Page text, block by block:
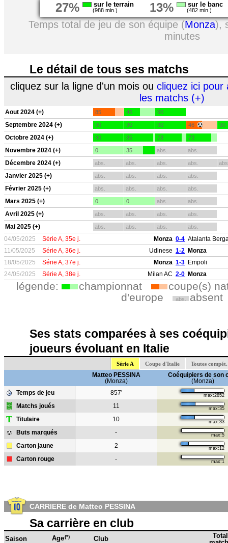
27% sur le terrain
(988 min.) 13% sur le banc
(482 min.)
Temps total de jeu de son équipe (Monza),
minutes
Le détail de tous ses matchs
cliquez sur la ligne d'un mois ou cliquez ici pour
les matchs (+)
Aout 2024 (+) 85 46 90
Septembre 2024 (+) 90 90 90 46 90
Octobre 2024 (+) 90 85 78 73
Novembre 2024 (+) 0 35 abs. abs.
Décembre 2024 (+) abs. abs. abs. abs.
Janvier 2025 (+) abs. abs. abs. abs.
Février 2025 (+) abs. abs. abs. abs.
Mars 2025 (+) 0 0 abs. abs.
Avril 2025 (+) abs. abs. abs. abs.
Mai 2025 (+) abs. abs. abs. abs.
04/05/2025 Série A, 35e j. Monza 0-4 Atalanta
11/05/2025
Série A, 36e j. Udinese 1-2 Monza
18/05/2025
Série A, 37e j. Monza 1-3 Empoli
24/05/2025
Série A, 38e j. Milan AC 2-0 Monza
légende: championnat
coupe(s)
d'europe
abs. absent
Ses stats comparées à ses
joueurs évoluant en Italie
Série A Coupe d'Italie Toutes compét.
Matteo PESSINA
(Monza)
Coéquipiers de son
(Monza)
Temps de jeu
857' max:2852
Matchs joués 11 max:35
T Titulaire 10 max:33
Buts marqués - max:5
Carton jaune 2 max:12
Carton rouge - max:1
CARRIERE de Matteo PESSINA
Sa carrière en club
Saison Age(*) Club
Total